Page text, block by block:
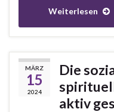
Weiterlesen
MÄRZ
15
2024
Die
aktiv